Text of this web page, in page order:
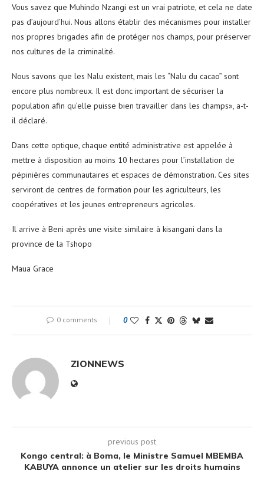
Vous savez que Muhindo Nzangi est un vrai patriote, et cela ne date
pas d’aujourd’hui. Nous allons établir des mécanismes pour installer
nos propres brigades afin de protéger nos champs, pour préserver
nos cultures de la criminalité.
Nous savons que les Nalu existent, mais les “Nalu du cacao” sont
encore plus nombreux. Il est donc important de sécuriser la
population afin qu’elle puisse bien travailler dans les champs», a-t-
il déclaré.
Dans cette optique, chaque entité administrative est appelée à
mettre à disposition au moins 10 hectares pour l’installation de
pépinières communautaires et espaces de démonstration. Ces sites
serviront de centres de formation pour les agriculteurs, les
coopératives et les jeunes entrepreneurs agricoles.
Il arrive à Beni après une visite similaire à kisangani dans la
province de la Tshopo
Maua Grace
0 comments 0
ZIONNEWS
previous post
Kongo central: à Boma, le Ministre Samuel MBEMBA
KABUYA annonce un atelier sur les droits humains